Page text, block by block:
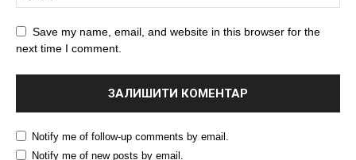
Save my name, email, and website in this browser for the
next time I comment.
Notify me of follow-up comments by email.
Notify me of new posts by email.